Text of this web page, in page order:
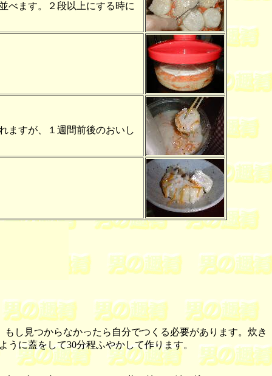
べます。２段以上にする時に
ますが、１週間前後のおいし
し見つからなかったら自分でつくる必要があります。炊き
に蓋をして30分程ふやかして作ります。